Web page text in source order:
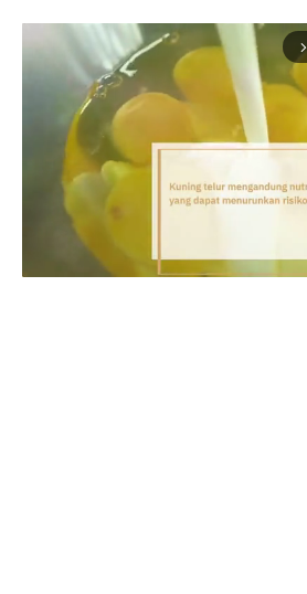
arrow_forward_ios